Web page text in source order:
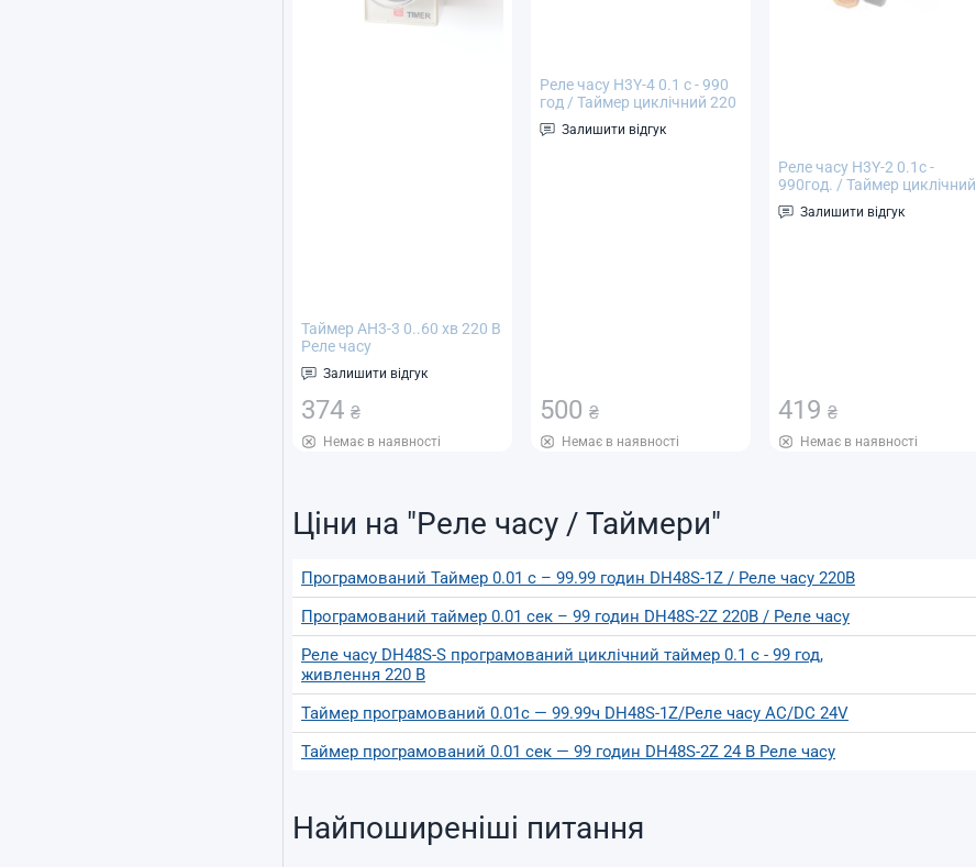
Таймер AH3-3 0..60 хв 220 В
Реле часу
Залишити відгук
374 ₴
Немає в наявності
Реле часу H3Y-4 0.1 с - 990
год / Таймер циклічний 220
В
Залишити відгук
500₴
Немає в наявності
Реле часу H3Y-2 0.1с -
990год. / Таймер циклічний
220В
Залишити відгук
419₴
Немає в наявності
Ціни на "Реле часу / Таймери"
Програмований Таймер 0.01 с – 99.99 годин DH48S-1Z / Реле часу 220В
Програмований таймер 0.01 сек – 99 годин DH48S-2Z 220В / Реле часу
Реле часу DH48S-S програмований циклічний таймер 0.1 с - 99 год,
живлення 220 В
Таймер програмований 0.01с — 99.99ч DH48S-1Z/Реле часу AC/DC 24V
Таймер програмований 0.01 сек — 99 годин DH48S-2Z 24 В Реле часу
Найпоширеніші питання